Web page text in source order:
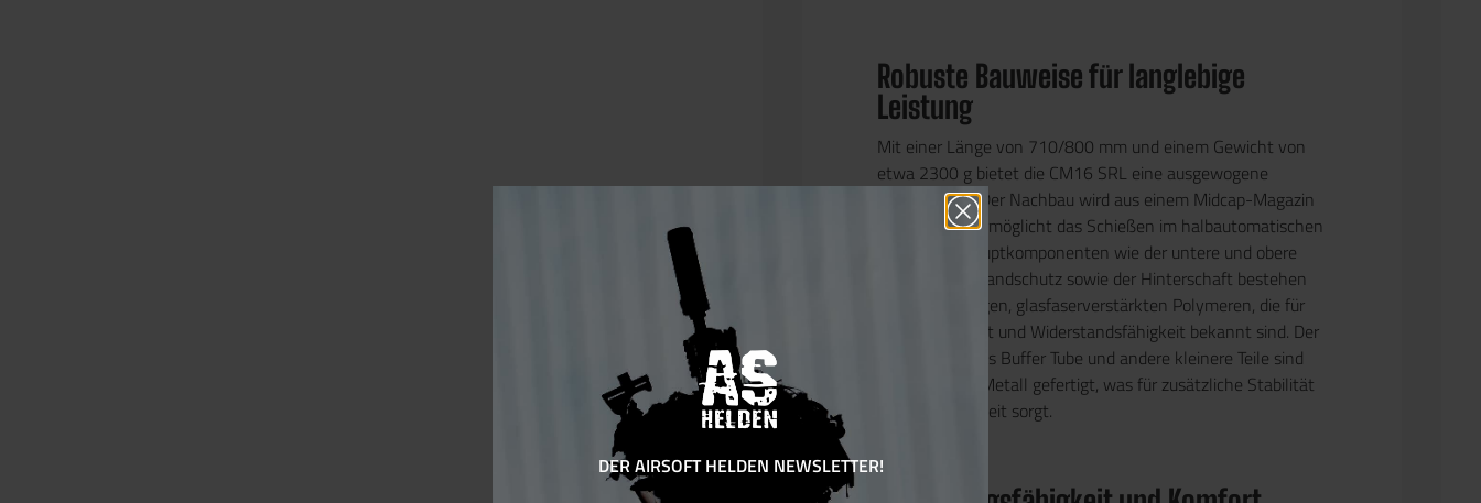
Robuste Bauweise für langlebige
Leistung
Mit einer Länge von 710/800 mm und einem Gewicht von
etwa 2300 g bietet die CM16 SRL eine ausgewogene
Handhabung. Der Nachbau wird aus einem Midcap-Magazin
gespeist und ermöglicht das Schießen im halbautomatischen
Modus. Die Hauptkomponenten wie der untere und obere
Receiver, der Handschutz sowie der Hinterschaft bestehen
aus hochwertigen, glasfaserverstärkten Polymeren, die für
ihre Leichtigkeit und Widerstandsfähigkeit bekannt sind. Der
äußere Lauf, das Buffer Tube und andere kleinere Teile sind
aus robustem Metall gefertigt, was für zusätzliche Stabilität
und Langlebigkeit sorgt.
DER AIRSOFT HELDEN NEWSLETTER!